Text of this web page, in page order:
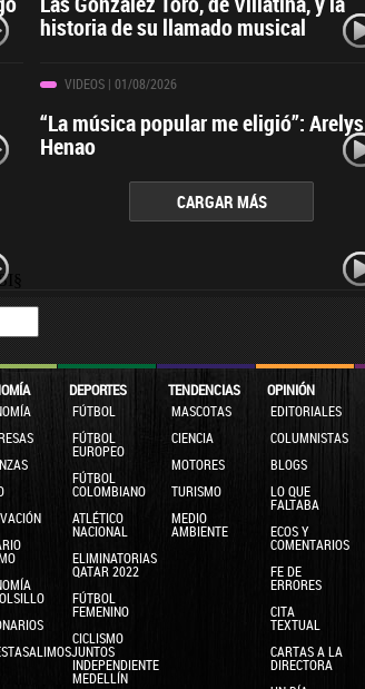
historia de su llamado musical
VIDEOS| 01/08/2026
“La música popular me eligió”: Arelys
Henao
CARGAR MÁS
DEPORTES
FÚTBOL
FÚTBOL
EUROPEO
FÚTBOL
COLOMBIANO
ATLÉTICO
NACIONAL
ELIMINATORIAS
QATAR 2022
FÚTBOL
FEMENINO
CICLISMO
INDEPENDIENTE
MEDELLÍN
TENDENCIAS
MASCOTAS
CIENCIA
MOTORES
TURISMO
MEDIO
AMBIENTE
OPINIÓN
EDITORIALES
COLUMNISTAS
BLOGS
LO QUE
FALTABA
ECOS Y
COMENTARIOS
FE DE
ERRORES
CITA
TEXTUAL
CARTAS A LA
DIRECTORA